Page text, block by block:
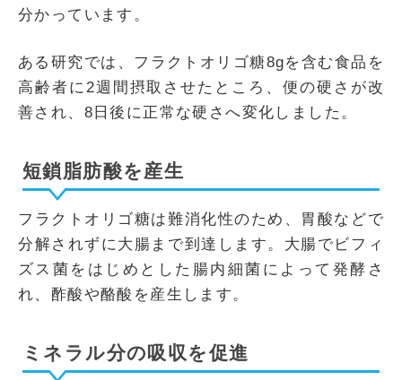
分かっています。
ある研究では、フラクトオリゴ糖8gを含む食品を
高齢者に2週間摂取させたところ、便の硬さが改
善され、8日後に正常な硬さへ変化しました。
短鎖脂肪酸を産生
フラクトオリゴ糖は難消化性のため、胃酸などで
分解されずに大腸まで到達します。大腸でビフィ
ズス菌をはじめとした腸内細菌によって発酵さ
れ、酢酸や酪酸を産生します。
ミネラル分の吸収を促進